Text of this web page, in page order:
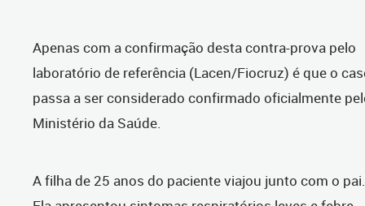
Apenas com a confirmação desta contra-prova pelo
laboratório de referência (Lacen/Fiocruz) é que o
passa a ser considerado confirmado oficialmente
Ministério da Saúde.
A filha de 25 anos do paciente viajou junto com o pai.